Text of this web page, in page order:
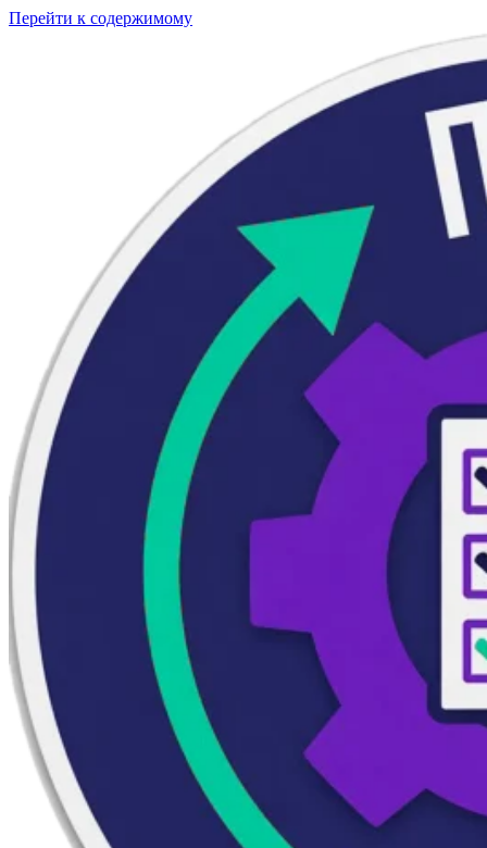
Перейти к содержимому